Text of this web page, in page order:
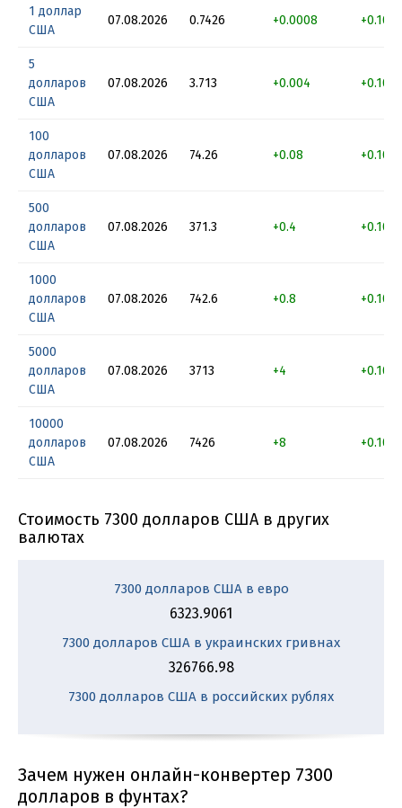
1 доллар
США
07.08.2026 0.7426 +0.0008
5
долларов
США
07.08.2026 3.713 +0.004
100
долларов
США
07.08.2026 74.26 +0.08
500
долларов
США
07.08.2026 371.3 +0.4
1000
долларов
США
07.08.2026 742.6 +0.8
5000
долларов
США
07.08.2026 3713 +4
10000
долларов
США
07.08.2026 7426 +8
Стоимость 7300 долларов США в других
валютах
7300 долларов США в евро
6323.9061
7300 долларов США в украинских гривнах
326766.98
7300 долларов США в российских рублях
Зачем нужен онлайн-конвертер 7300
долларов в фунтах?